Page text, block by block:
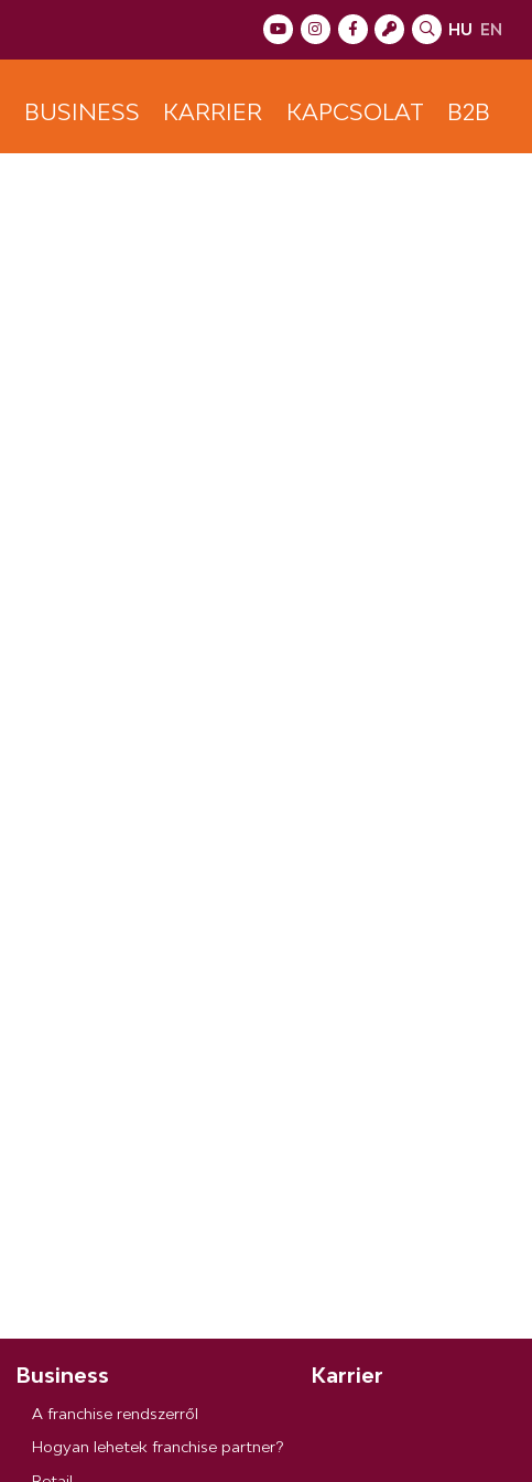
HU EN
BUSINESS KARRIER KAPCSOLAT B2B
Business
A franchise rendszerről
Hogyan lehetek franchise partner?
Karrier